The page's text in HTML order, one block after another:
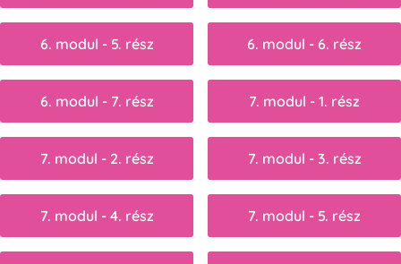
6. modul - 5. rész 6. modul - 6. rész
6. modul - 7. rész 7. modul - 1. rész
7. modul - 2. rész 7. modul - 3. rész
7. modul - 4. rész 7. modul - 5. rész